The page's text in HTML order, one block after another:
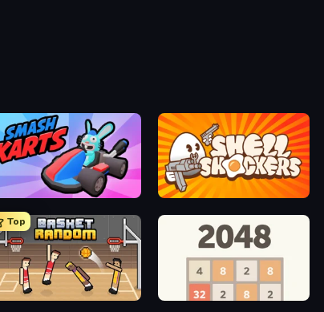
Smash Karts Shell Shockers
Top
Random